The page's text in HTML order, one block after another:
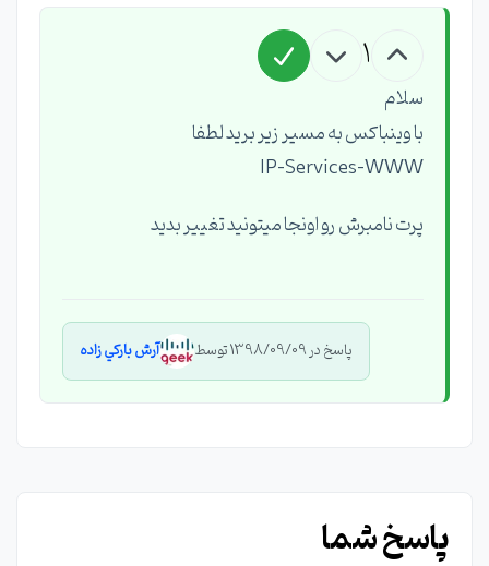
1
سلام
با وينباكس به مسير زير بريد لطفا
IP-Services-WWW
پرت نامبرش رو اونجا ميتونيد تغيير بديد
پاسخ در 1398/09/09 توسط آرش باركي زاده
پاسخ شما